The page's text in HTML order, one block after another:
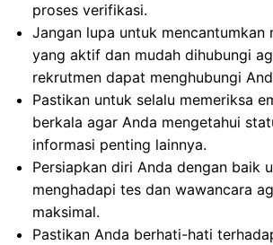
proses verifikasi.
Jangan lupa untuk mencantumkan
yang aktif dan mudah dihubungi
rekrutmen dapat menghubungi
Pastikan untuk selalu memeriksa
berkala agar Anda mengetahui
informasi penting lainnya.
Persiapkan diri Anda dengan baik
menghadapi tes dan wawancara
maksimal.
Pastikan Anda berhati-hati